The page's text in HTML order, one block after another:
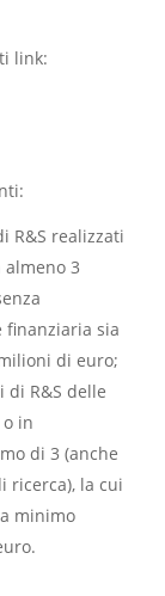
link:
R&S realizzati
3
finanziaria sia
di euro;
R&S delle
in
di 3 (anche
ricerca), la cui
minimo